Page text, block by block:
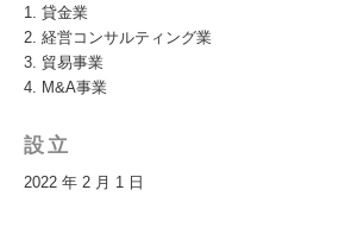
1. 貸金業
2. 経営コンサルティング業
3. 貿易事業
4. M&A事業
設立
2022 年 2 月 1 日